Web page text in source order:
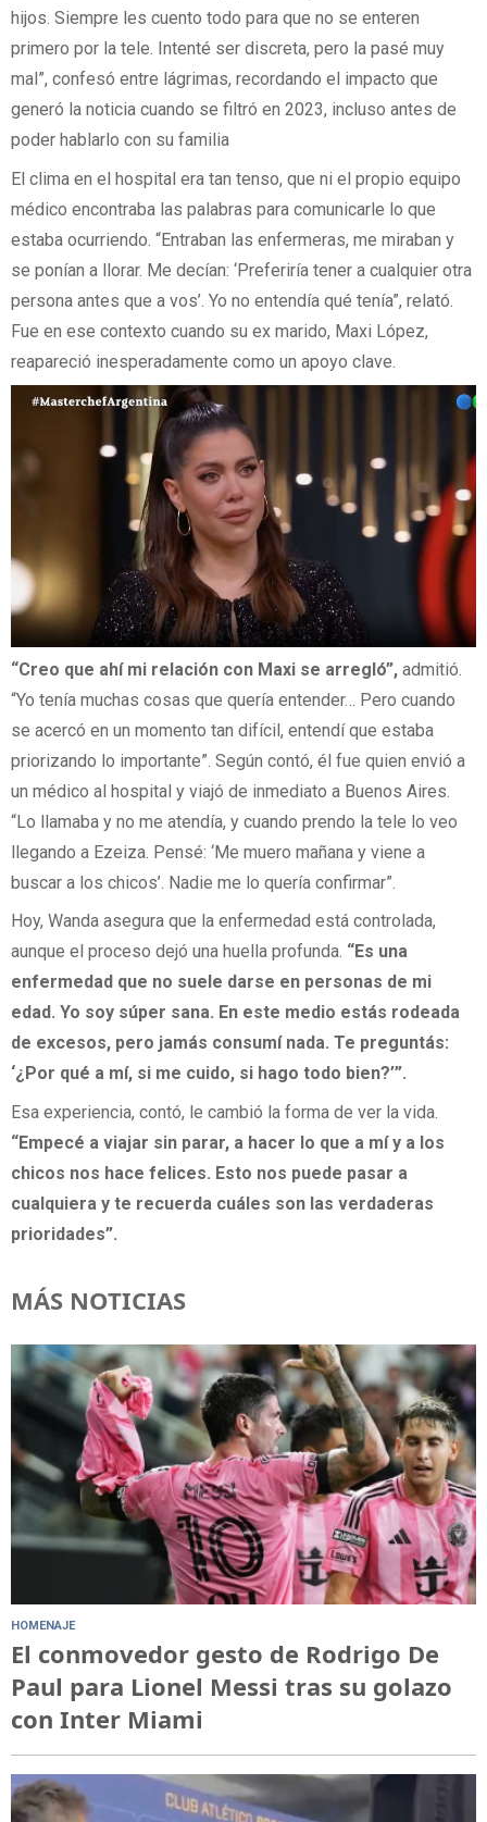
hijos. Siempre les cuento todo para que no se enteren
primero por la tele. Intenté ser discreta, pero la pasé muy
mal”, confesó entre lágrimas, recordando el impacto que
generó la noticia cuando se filtró en 2023, incluso antes de
poder hablarlo con su familia
El clima en el hospital era tan tenso, que ni el propio equipo
médico encontraba las palabras para comunicarle lo que
estaba ocurriendo. “Entraban las enfermeras, me miraban y
se ponían a llorar. Me decían: ‘Preferiría tener a cualquier otra
persona antes que a vos’. Yo no entendía qué tenía”, relató.
Fue en ese contexto cuando su ex marido, Maxi López,
reapareció inesperadamente como un apoyo clave.
“Creo que ahí mi relación con Maxi se arregló”, admitió.
“Yo tenía muchas cosas que quería entender… Pero cuando
se acercó en un momento tan difícil, entendí que estaba
priorizando lo importante”. Según contó, él fue quien envió a
un médico al hospital y viajó de inmediato a Buenos Aires.
“Lo llamaba y no me atendía, y cuando prendo la tele lo veo
llegando a Ezeiza. Pensé: ‘Me muero mañana y viene a
buscar a los chicos’. Nadie me lo quería confirmar”.
Hoy, Wanda asegura que la enfermedad está controlada,
aunque el proceso dejó una huella profunda. “Es una
enfermedad que no suele darse en personas de mi
edad. Yo soy súper sana. En este medio estás rodeada
de excesos, pero jamás consumí nada. Te preguntás:
‘¿Por qué a mí, si me cuido, si hago todo bien?’”.
Esa experiencia, contó, le cambió la forma de ver la vida.
“Empecé a viajar sin parar, a hacer lo que a mí y a los
chicos nos hace felices. Esto nos puede pasar a
cualquiera y te recuerda cuáles son las verdaderas
prioridades”.
MÁS NOTICIAS
HOMENAJE
El conmovedor gesto de Rodrigo De
Paul para Lionel Messi tras su golazo
con Inter Miami